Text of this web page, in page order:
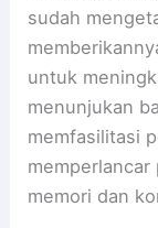
sudah
untuk
menunjukan
memfasilitasi
memori dan